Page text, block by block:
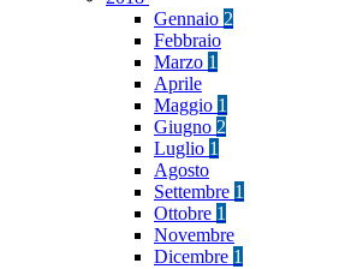
Gennaio 2
Febbraio
Marzo 1
Aprile
Maggio 1
Giugno 2
Luglio 1
Agosto
Settembre 1
Ottobre 1
Novembre
Dicembre 1